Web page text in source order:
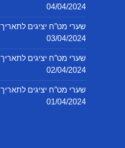
04/04/2024
שערי מט”ח יציגים לתאריך
03/04/2024
שערי מט”ח יציגים לתאריך
02/04/2024
שערי מט”ח יציגים לתאריך
01/04/2024